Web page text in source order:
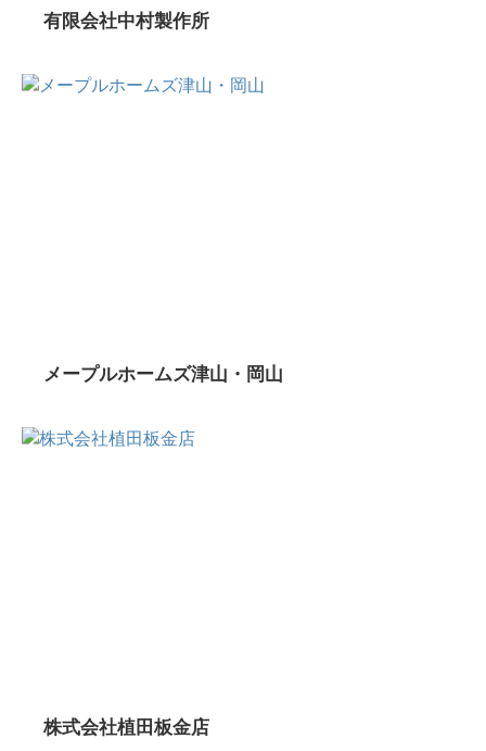
有限会社中村製作所
メープルホームズ津山・岡山
株式会社植田板金店